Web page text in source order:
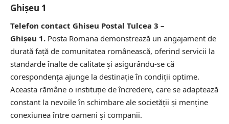
Ghişeu 1
Telefon contact Ghiseu Postal Tulcea 3 –
Ghişeu 1. Posta Romana demonstrează un angajament de
durată față de comunitatea românească, oferind servicii la
standarde înalte de calitate și asigurându-se că
corespondența ajunge la destinație în condiții optime.
Aceasta rămâne o instituție de încredere, care se adaptează
constant la nevoile în schimbare ale societății și menține
conexiunea între oameni și companii.